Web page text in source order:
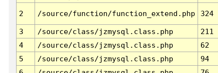
2 /source/function/function_extend.php 324
3 /source/class/jzmysql.class.php
211
4
/source/class/jzmysql.class.php
62
5
/source/class/jzmysql.class.php
94